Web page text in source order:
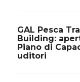
GAL Pesca
Building:
Piano di
uditori